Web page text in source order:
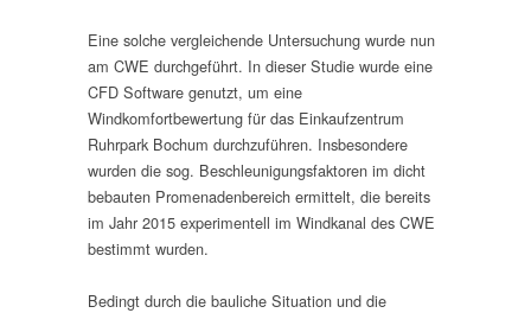
Eine solche vergleichende Untersuchung wurde nun
am CWE durchgeführt. In dieser Studie wurde eine
CFD Software genutzt, um eine
Windkomfortbewertung für das Einkaufzentrum
Ruhrpark Bochum durchzuführen. Insbesondere
wurden die sog. Beschleunigungsfaktoren im dicht
bebauten Promenadenbereich ermittelt, die bereits
im Jahr 2015 experimentell im Windkanal des CWE
bestimmt wurden.
Bedingt durch die bauliche Situation und die